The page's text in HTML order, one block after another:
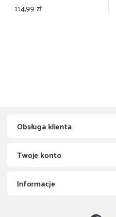
114,99zł
Obsługa klienta
Twoje konto
Informacje